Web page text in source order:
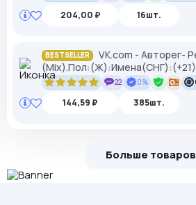
204,00 ₽ 16шт.
BESTSELLER
VK.com - Авторег-
(Mix).Пол:(Ж):Имена(СНГ):(+21)
22 0%
144,59 ₽ 385шт.
Больше товаров